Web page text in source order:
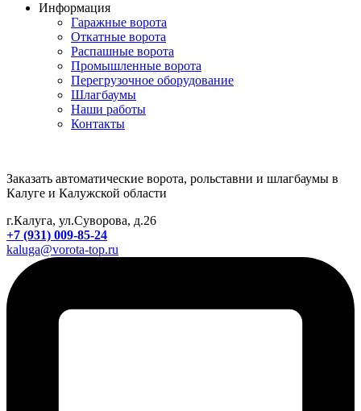
Информация
Гаражные ворота
Откатные ворота
Распашные ворота
Промышленные ворота
Перегрузочное оборудование
Шлагбаумы
Наши работы
Контакты
Заказать автоматические ворота, рольставни и шлагбаумы в
Калуге и Калужской области
г.Калуга, ул.Суворова, д.26
+7 (931) 009-85-24
kaluga@vorota-top.ru